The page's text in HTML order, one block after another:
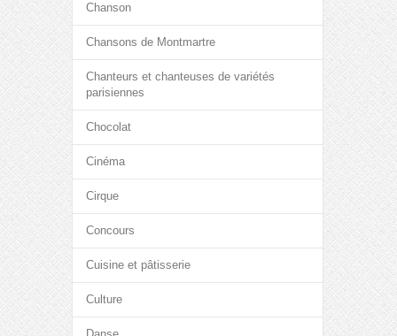
Chanson
Chansons de Montmartre
Chanteurs et chanteuses de variétés
parisiennes
Chocolat
Cinéma
Cirque
Concours
Cuisine et pâtisserie
Culture